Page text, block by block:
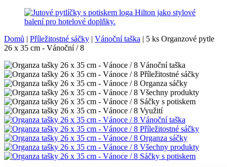
Domů | Příležitostné sáčky | Vánoční taška | 5 ks Organzové pytle
26 x 35 cm - Vánoční / 8